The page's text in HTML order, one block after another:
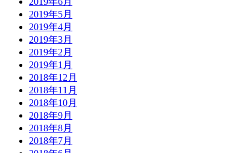
2019年5月
2019年4月
2019年3月
2019年2月
2019年1月
2018年12月
2018年11月
2018年10月
2018年9月
2018年8月
2018年7月